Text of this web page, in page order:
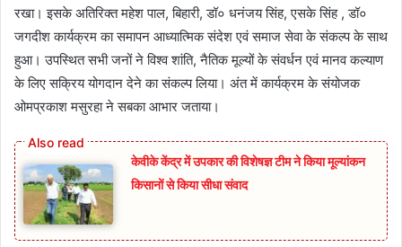
रखा। इसके अतिरिक्त महेश पाल, बिहारी, डॉ० धनंजय सिंह, एसके सिंह , डॉ०
जगदीश कार्यक्रम का समापन आध्यात्मिक संदेश एवं समाज सेवा के संकल्प के साथ
हुआ। उपस्थित सभी जनों ने विश्व शांति, नैतिक मूल्यों के संवर्धन एवं मानव कल्याण
के लिए सक्रिय योगदान देने का संकल्प लिया। अंत में कार्यक्रम के संयोजक
ओमप्रकाश मसुरहा ने सबका आभार जताया।
केवीके केंद्र में उपकार की विशेषज्ञ टीम ने किया मूल्यांकन
किसानों से किया सीधा संवाद